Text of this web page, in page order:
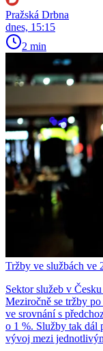
Pražská Drbna
dnes, 15:15
2 min
Tržby ve službách ve
Sektor služeb v
Meziročně se tržby
ve srovnání s
o 1 %. Služby tak dál
vývoj mezi